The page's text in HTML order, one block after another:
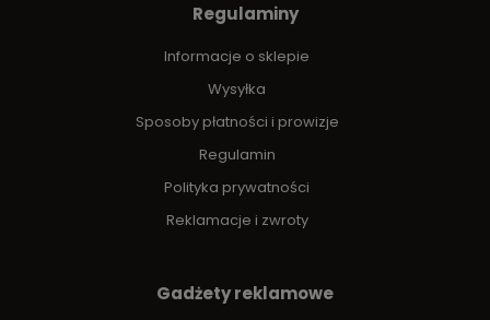
Regulaminy
Informacje o sklepie
Wysyłka
Sposoby płatności i prowizje
Regulamin
Polityka prywatności
Reklamacje i zwroty
Gadżety reklamowe